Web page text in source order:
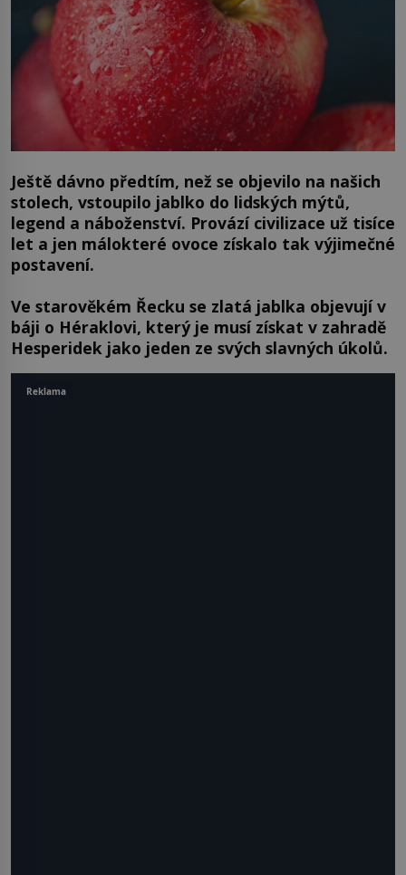
Ještě dávno předtím, než se objevilo na našich
stolech, vstoupilo jablko do lidských mýtů,
legend a náboženství. Provází civilizace už tisíce
let a jen málokteré ovoce získalo tak výjimečné
postavení.
Ve starověkém Řecku se zlatá jablka objevují v
báji o Héraklovi, který je musí získat v zahradě
Hesperidek jako jeden ze svých slavných úkolů.
Reklama